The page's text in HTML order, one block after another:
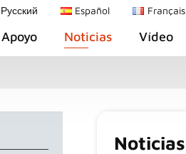
Русский Español Français
Apoyo Noticias Vídeo
Noticias